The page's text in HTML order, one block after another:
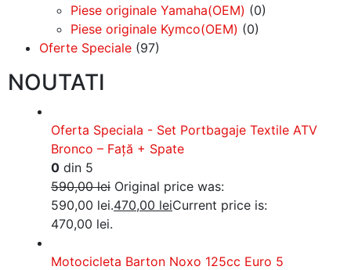
Piese originale Yamaha(OEM) (0)
Piese originale Kymco(OEM) (0)
Oferte Speciale (97)
NOUTATI
Oferta Speciala - Set Portbagaje Textile ATV
Bronco – Față + Spate
0 din 5
590,00lei Original price was:
590,00 lei.470,00 leiCurrent price is:
470,00 lei.
Motocicleta Barton Noxo 125cc Euro 5